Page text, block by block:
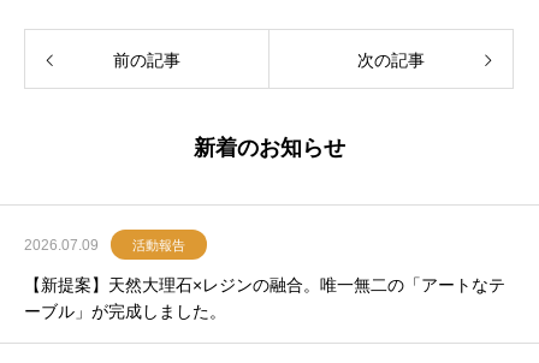
前の記事 次の記事
新着のお知らせ
2026.07.09 活動報告
【新提案】天然大理石×レジンの融合。唯一無二の「アートなテ
ーブル」が完成しました。